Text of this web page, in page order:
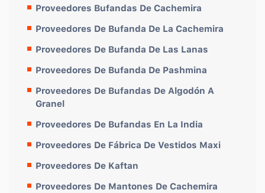
Proveedores Bufandas De Cachemira
Proveedores De Bufanda De La Cachemira
Proveedores De Bufanda De Las Lanas
Proveedores De Bufanda De Pashmina
Proveedores De Bufandas De Algodón A
Granel
Proveedores De Bufandas En La India
Proveedores De Fábrica De Vestidos Maxi
Proveedores De Kaftan
Proveedores De Mantones De Cachemira